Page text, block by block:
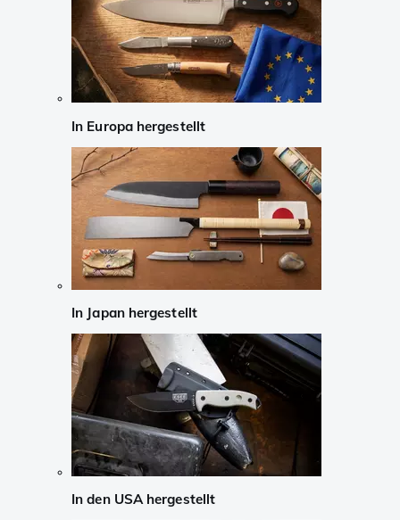
In Europa hergestellt
In Japan hergestellt
In den USA hergestellt